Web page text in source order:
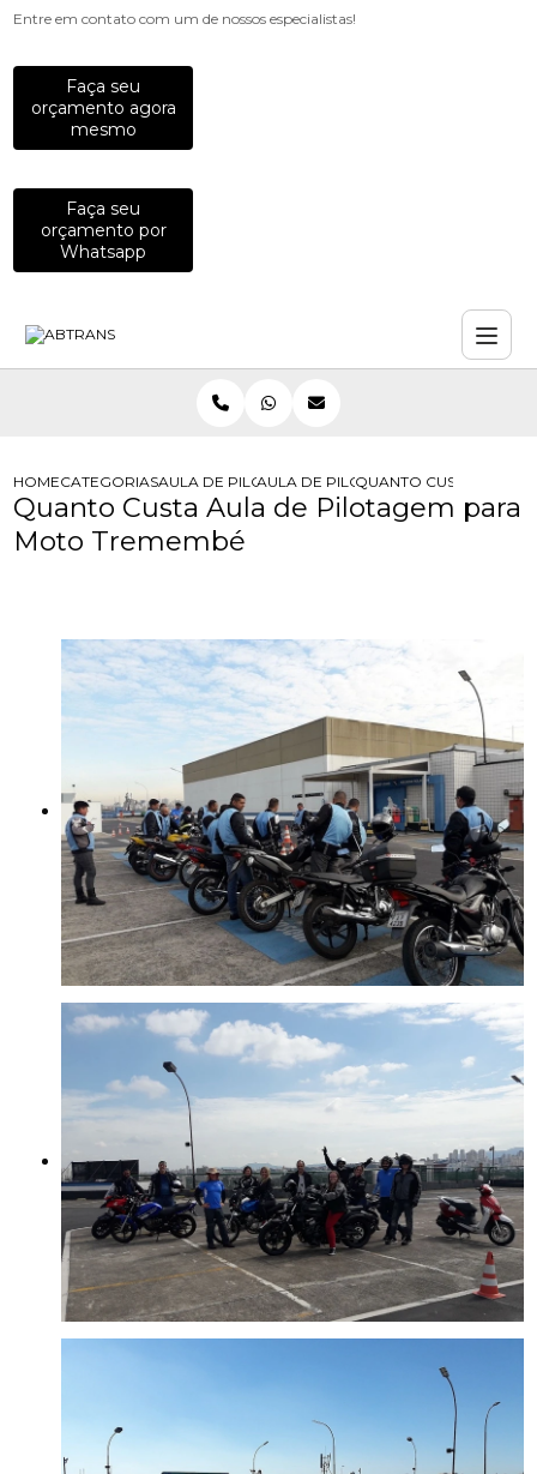
Entre em contato com um de nossos especialistas!
Faça seu
orçamento agora
mesmo
Faça seu
orçamento por
Whatsapp
HOMECATEGORIASAULA DE PILOTAGEMAULA DE PILOTAGEM DEFENSIVA DE
QUANTO CUSTA AULA
Quanto Custa Aula de Pilotagem para
Moto Tremembé